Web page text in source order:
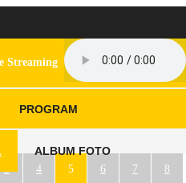
Streaming
PROGRAM
ALBUM FOTO
3 4 5 6 7 8